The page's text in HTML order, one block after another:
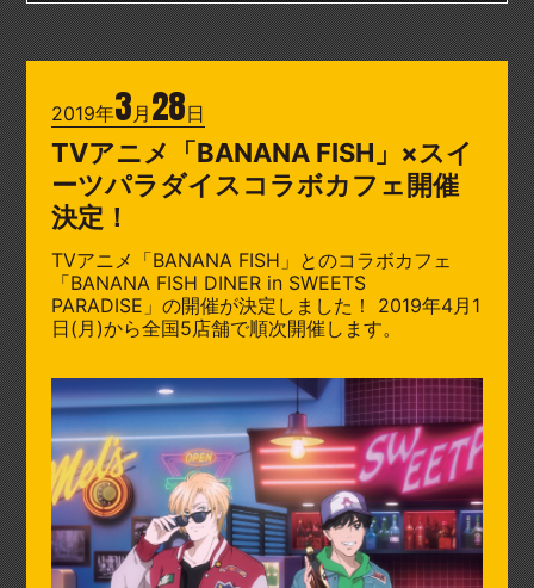
2019年3 月 28日
TVアニメ「BANANA FISH」×スイ
ーツパラダイスコラボカフェ開催
決定！
TVアニメ「BANANA FISH」とのコラボカフェ
「BANANA FISH DINER in SWEETS
PARADISE」の開催が決定しました！ 2019年4月1
日(月)から全国5店舗で順次開催します。